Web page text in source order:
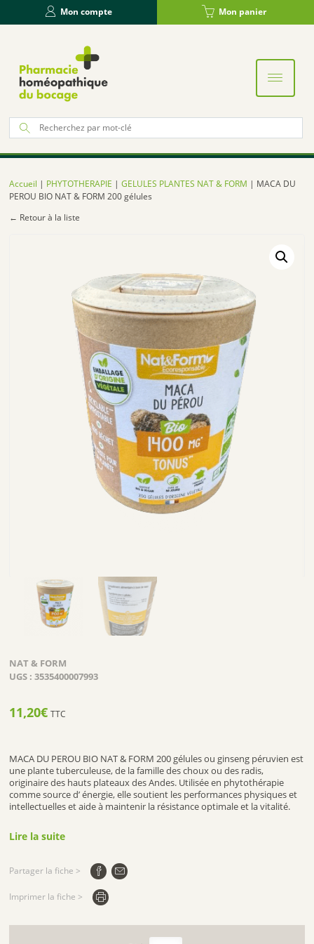
Mon compte Mon panier
:
Accueil | PHYTOTHERAPIE |GELULES PLANTES NAT & FORM | MACA DU
PEROU BIO NAT & FORM 200 gélules
← Retour à la liste
NAT & FORM
UGS :3535400007993
11,20€ TTC
MACA DU PEROU BIO NAT & FORM 200 gélules ou ginseng péruvien est
une plante tuberculeuse, de la famille des choux ou des radis,
originaire des hauts plateaux des Andes. Utilisée en phytothérapie
comme source d’ énergie, elle soutient les performances physiques et
intellectuelles et aide à maintenir la résistance optimale et la vitalité.
est également recherchée pour ses vertus aphrodisiaques.
FORM :
MACA DU PEROU BIO est une plante adaptogène : elle donne la
capacité au corps de s’adapter rapidement aux changements qui
l’organisme et lutte contre la fatigue.
2.POSOLOGIE DE MACA DU PEROU BIO NAT & FORM
Lire la suite
Partager la fiche >
Imprimer la fiche >
Panneau de gestion des cookies